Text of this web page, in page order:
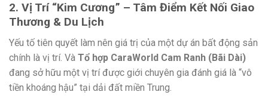
2. Vị Trí “Kim Cương” – Tâm Điểm Kết Nối Giao
Thương & Du Lịch
Yếu tố tiên quyết làm nên giá trị của một dự án bất động sản
chính là vị trí. Và Tổ hợp CaraWorld Cam Ranh (Bãi Dài)
đang sở hữu một vị trí được giới chuyên gia đánh giá là “vô
tiền khoáng hậu” tại dải đất miền Trung.